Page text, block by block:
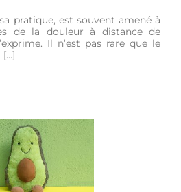
pratique, est souvent amené à
de la douleur à distance de
Il n’est pas rare que le
[…]